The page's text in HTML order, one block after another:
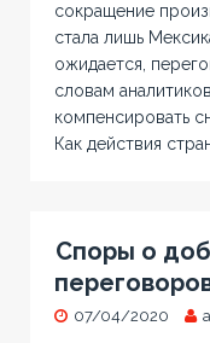
сокращение
стала лишь
ожидается,
словам
компенсировать
Как действия
Споры о
07/04/2020